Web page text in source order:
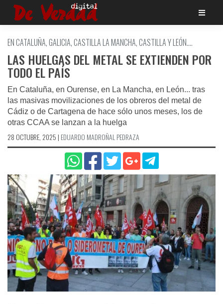
Saltar
EN CATALUÑA, GALICIA, CASTILLA LA MANCHA, CASTILLA Y LEÓN....
LAS HUELGAS DEL METAL SE EXTIENDEN POR
TODO EL PAÍS
En Cataluña, en Ourense, en La Mancha, en León... tras
las masivas movilizaciones de los obreros del metal de
Cádiz o de Cartagena de hace sólo unos meses, los de
otras CCAA se lanzan a la huelga
28 OCTUBRE, 2025 | EDUARDO MADROÑAL PEDRAZA